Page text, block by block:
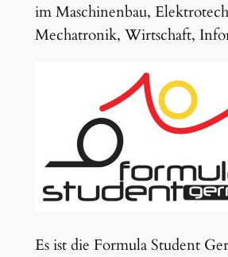
im Maschinenbau,
Mechatronik, Wirtschaft,
Es ist die Formula Student